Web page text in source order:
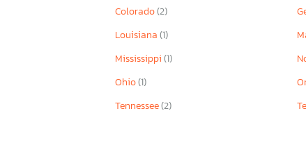
Colorado(2)
Louisiana(1)
Mississippi(1)
Ohio(1)
Tennessee(2)